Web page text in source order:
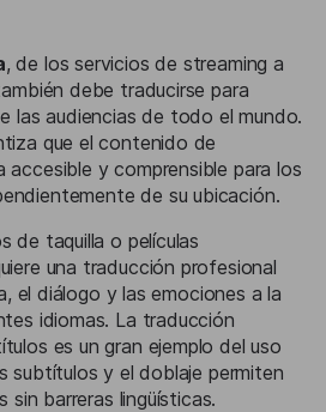
, de los servicios de streaming a
debe traducirse para
las audiencias de todo el mundo.
que el contenido de
y comprensible para los
de su ubicación.
de taquilla o películas
una traducción profesional
el diálogo y las emociones a la
idiomas. La traducción
es un gran ejemplo del uso
subtítulos y el doblaje permiten
sin barreras lingüísticas.